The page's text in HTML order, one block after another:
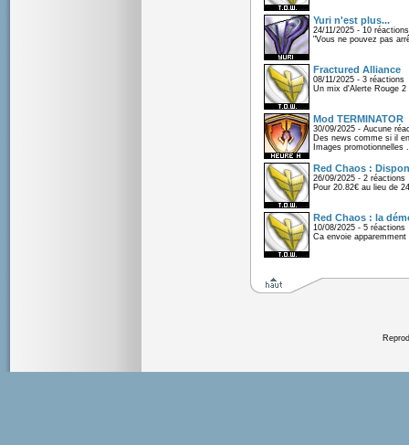
Yuri n'est plus...
24/11/2025 - 10 réactions
"Vous ne pouvez pas
Fractured Alliance
08/11/2025 - 3 réactions
Un mix d'Alerte Rouge
Mod TERMINATOR
30/09/2025 - Aucune
Des news comme si il
Images promotionnelles .
Red Chaos :
26/09/2025 - 2 réactions
Pour 20.82€ au lieu de
Red Chaos : la
10/08/2025 - 5 réactions
Ca envoie apparemment